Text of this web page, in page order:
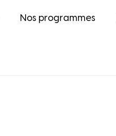
Nos programmes